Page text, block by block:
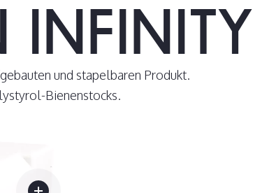
INFINITY
und stapelbaren Produkt.
Bienenstocks.